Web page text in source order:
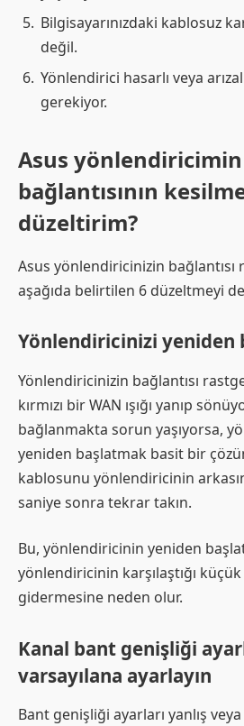
Bilgisayarınızdaki kablosuz
değil.
Yönlendirici hasarlı veya
gerekiyor.
Asus
bağlantısının
düzeltirim?
Asus yönlendiricinizin bağlantısı
aşağıda belirtilen 6 düzeltmeyi
Yönlendiricinizi yeniden
Yönlendiricinizin bağlantısı
kırmızı bir WAN ışığı yanıp
bağlanmakta sorun yaşıyorsa,
yeniden başlatmak basit bir
kablosunu yönlendiricinin
saniye sonra tekrar takın.
Bu, yönlendiricinin yeniden
yönlendiricinin karşılaştığı küçük
gidermesine neden olur.
Kanal bant genişliği
varsayılana ayarlayın
Bant genişliği ayarları yanlış